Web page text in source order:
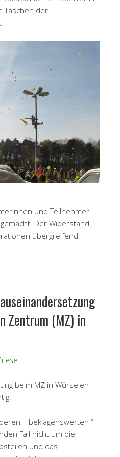
Taschen der
und Teilnehmer
Der Widerstand
übergreifend.
Zentrum (MZ) in
beim MZ in Würselen
– beklagenswerten “
Fall nicht um die
und das